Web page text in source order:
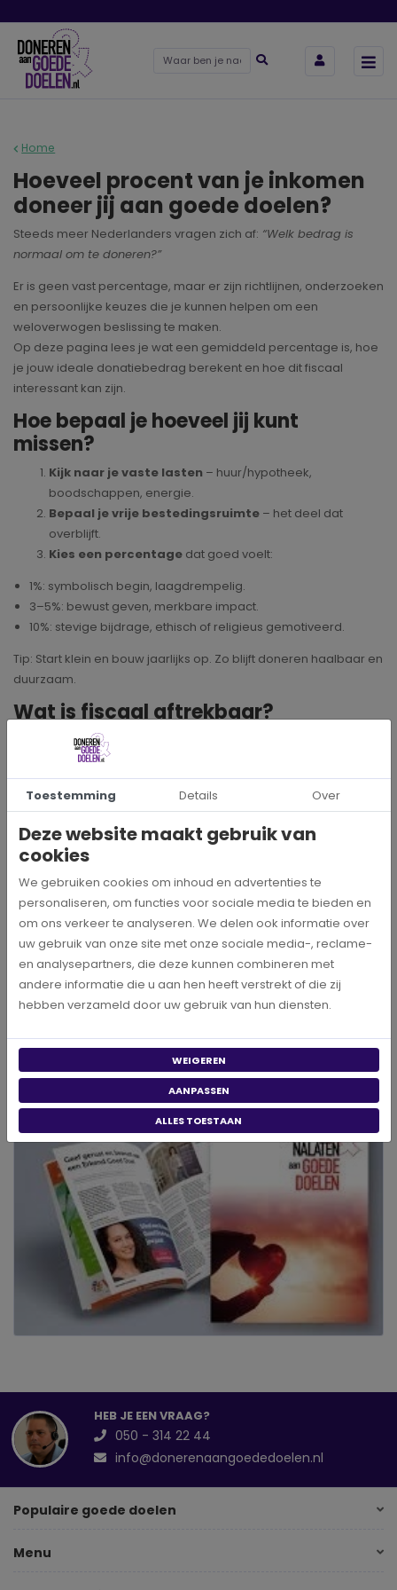
Home
Hoeveel procent van je inkomen
doneer jij aan goede doelen?
Steeds meer Nederlanders vragen zich af: “Welk bedrag is
normaal om te doneren?”
Er is geen vast percentage, maar er zijn richtlijnen, onderzoeken
en persoonlijke keuzes die je kunnen helpen om een
weloverwogen beslissing te maken.
Op deze pagina lees je wat een gemiddeld percentage is, hoe
je jouw ideale donatiebedrag berekent en hoe dit fiscaal
interessant kan zijn.
Hoe bepaal je hoeveel jij kunt
missen?
Kijk naar je vaste lasten – huur/hypotheek,
boodschappen, energie.
Bepaal je vrije bestedingsruimte – het deel dat
overblijft.
Kies een percentage dat goed voelt:
1%: symbolisch begin, laagdrempelig.
3–5%: bewust geven, merkbare impact.
10%: stevige bijdrage, ethisch of religieus gemotiveerd.
Tip: Start klein en bouw jaarlijks op. Zo blijft doneren haalbaar en
duurzaam.
Wat is fiscaal aftrekbaar?
Donaties aan een ANBI-erkend goed doel zijn vaak aftrekbaar
bij de belasting.
Er zijn twee manieren:
Eenmalige giften:aftrekbaar boven 1% van je
verzamelinkomen (min. €60).
Periodieke giften (min. 5 jaar):
Check via
CHECK HIER of jouw doel een erkende ANBI is.
Start vandaag nog met doneren
Wil je berekenen hoeveel jij kunt geven of een goed doel kiezen
dat bij je past?
Gebruik onze donatiecalculator of bekijk de lijst met goede
HEB JE EEN VRAAG?
050 - 314 22 44
info@donerenaangoededoelen.nl
Populaire goede doelen
Menu
Toestemming Details Over
Deze website maakt gebruik van
cookies
We gebruiken cookies om inhoud en advertenties te
personaliseren, om functies voor sociale media te bieden en
om ons verkeer te analyseren. We delen ook informatie over
uw gebruik van onze site met onze sociale media-, reclame-
en analysepartners, die deze kunnen combineren met
andere informatie die u aan hen heeft verstrekt of die zij
hebben verzameld door uw gebruik van hun diensten.
WEIGEREN
AANPASSEN
ALLES TOESTAAN